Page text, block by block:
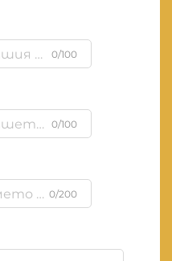
0/100
0/100
0/200